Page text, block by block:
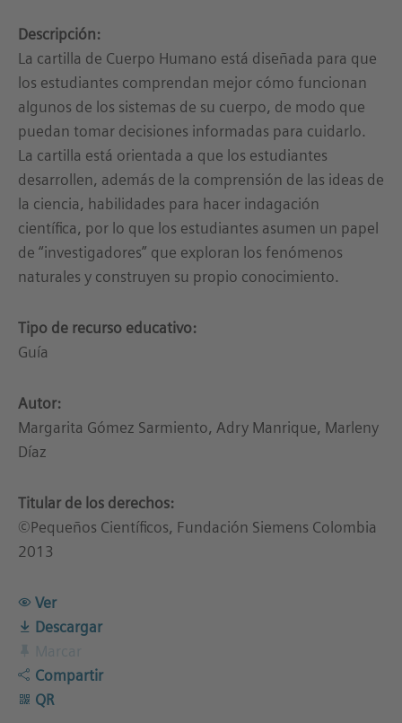
Descripción:
La cartilla de Cuerpo Humano está diseñada para que
los estudiantes comprendan mejor cómo funcionan
algunos de los sistemas de su cuerpo, de modo que
puedan tomar decisiones informadas para cuidarlo.
La cartilla está orientada a que los estudiantes
desarrollen, además de la comprensión de las ideas de
la ciencia, habilidades para hacer indagación
científica, por lo que los estudiantes asumen un papel
de “investigadores” que exploran los fenómenos
naturales y construyen su propio conocimiento.
Tipo de recurso educativo:
Guía
Autor:
Margarita Gómez Sarmiento, Adry Manrique, Marleny
Díaz
Titular de los derechos:
©Pequeños Científicos, Fundación Siemens Colombia
2013
Ver
Descargar
Compartir
QR